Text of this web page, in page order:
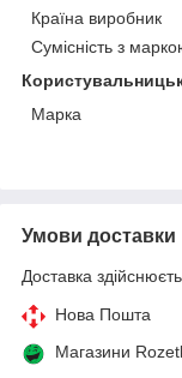
Країна виробник
Сумісність з
Марка
Умови доставки
Доставка
Нова Пошта
Магазини